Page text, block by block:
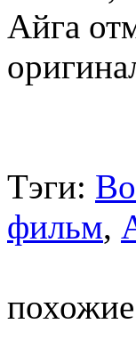
Айга
Тэги:
фильм,